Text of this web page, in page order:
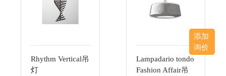
添加
询价
Rhythm Vertical吊
灯
Lampadario tondo
Fashion Affair吊